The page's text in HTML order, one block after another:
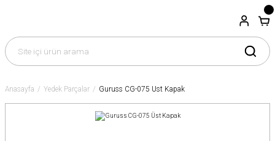
Anasayfa Yedek Parçalar Guruss CG-075 Üst Kapak